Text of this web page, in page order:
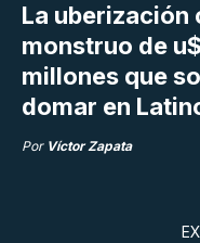
La uberización
monstruo de
millones que
domar en
Por Víctor Zapata